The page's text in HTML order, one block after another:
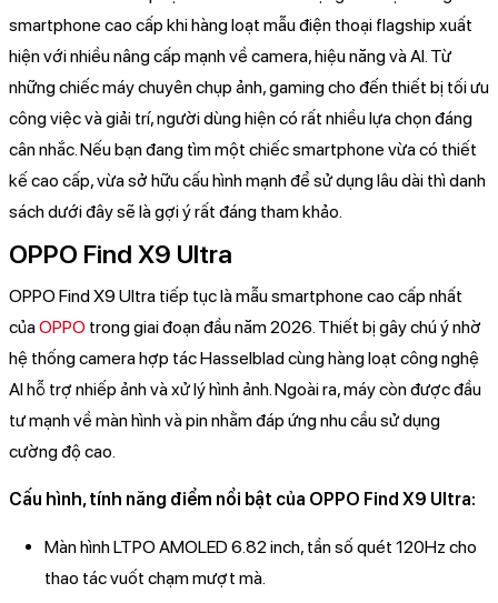
smartphone cao cấp khi hàng loạt mẫu điện thoại flagship xuất
hiện với nhiều nâng cấp mạnh về camera, hiệu năng và AI. Từ
những chiếc máy chuyên chụp ảnh, gaming cho đến thiết bị tối ưu
công việc và giải trí, người dùng hiện có rất nhiều lựa chọn đáng
cân nhắc. Nếu bạn đang tìm một chiếc smartphone vừa có thiết
kế cao cấp, vừa sở hữu cấu hình mạnh để sử dụng lâu dài thì danh
sách dưới đây sẽ là gợi ý rất đáng tham khảo.
OPPO Find X9 Ultra
OPPO Find X9 Ultra tiếp tục là mẫu smartphone cao cấp nhất
củaOPPO trong giai đoạn đầu năm 2026. Thiết bị gây chú ý nhờ
hệ thống camera hợp tác Hasselblad cùng hàng loạt công nghệ
AI hỗ trợ nhiếp ảnh và xử lý hình ảnh. Ngoài ra, máy còn được đầu
tư mạnh về màn hình và pin nhằm đáp ứng nhu cầu sử dụng
cường độ cao.
Cấu hình, tính năng điểm nổi bật của OPPO Find X9 Ultra:
Màn hình LTPO AMOLED 6.82 inch, tần số quét 120Hz cho
thao tác vuốt chạm mượt mà.